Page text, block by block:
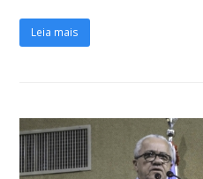
Leia mais